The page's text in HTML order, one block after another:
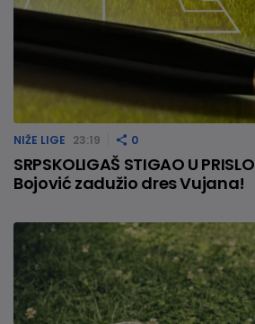
NIŽE LIGE 23:19 0
SRPSKOLIGAŠ STIGAO U
Bojović zadužio dres Vujana!